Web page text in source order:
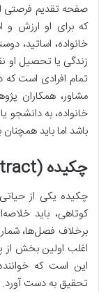
صفحه تقدیم فرصتی
که برای او ارزش و
خانواده، اساتید،
زندگی یا تحصیل او
تمام افرادی است که
مشاور، همکاران
خانواده، به
باشد اما باید
چکیده (Abstract)
چکیده یکی از
کوتاهی، باید
برخلاف فصل‌ها،
اغلب اولین بخش از
این است که
تحقیق به دست آورد.